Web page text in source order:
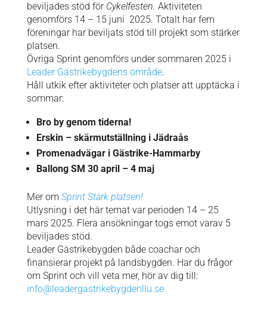
beviljades stöd för Cykelfesten. Aktiviteten
genomförs 14 – 15 juni 2025. Totalt har fem
föreningar har beviljats stöd till projekt som stärker
platsen.
Övriga Sprint genomförs under sommaren 2025 i
Leader Gästrikebygdens område.
Håll utkik efter aktiviteter och platser att upptäcka i
sommar:
Bro by genom tiderna!
Erskin – skärmutställning i Jädraås
Promenadvägar i Gästrike-Hammarby
Ballong SM 30 april – 4 maj
Mer om Sprint Stärk platsen!
Utlysning i det här temat var perioden 14 – 25
mars 2025. Flera ansökningar togs emot varav 5
beviljades stöd.
Leader Gästrikebygden både coachar och
finansierar projekt på landsbygden. Har du frågor
om Sprint och vill veta mer, hör av dig till:
info@leadergastrikebygdenllu.se